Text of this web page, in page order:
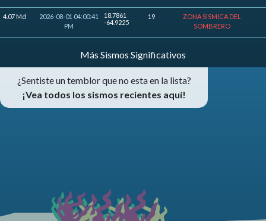
4.07 Md
2026-08-01 04:00:41
PM
18.7861
-64.9225
19
ZONA SISMICA DEL
SOMBRERO
Más Sismos Significativos
¿Sentiste un temblor que no esta en la lista?
¡Vea todos los sismos recientes aquí!